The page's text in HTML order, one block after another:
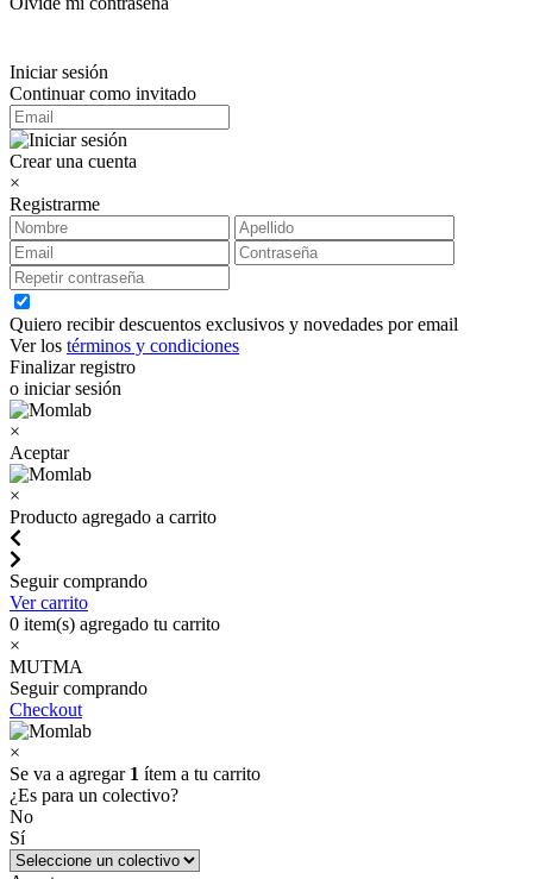
Iniciar sesión
Continuar como invitado
Crear una cuenta
×
Registrarme
Quiero recibir descuentos exclusivos y novedades por email
Ver los términos y condiciones
Finalizar registro
o iniciar sesión
×
Aceptar
×
Producto agregado a carrito
Seguir comprando
Ver carrito
0 item(s) agregado tu carrito
×
MUTMA
Seguir comprando
Checkout
×
Se va a agregar 1 ítem a tu carrito
¿Es para un colectivo?
No
Sí